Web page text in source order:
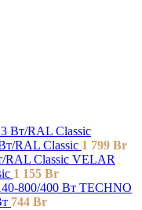
RAL Classic 1 799 Br
VELAR
1 155 Br
TECHNO
744 Br